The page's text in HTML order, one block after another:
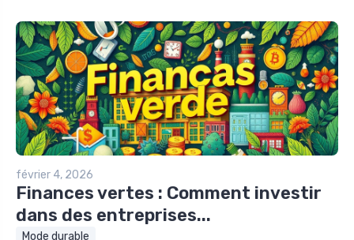
février 4, 2026
Finances vertes : Comment investir
dans des entreprises...
Mode durable